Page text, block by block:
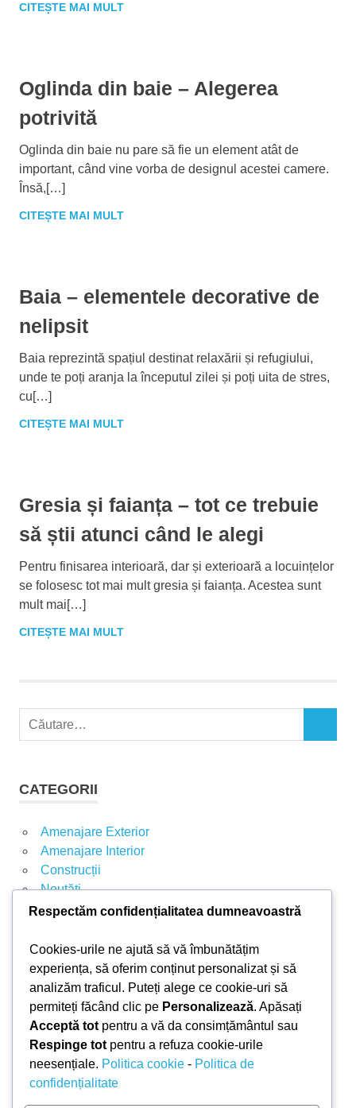
CITEȘTE MAI MULT
Oglinda din baie – Alegerea
potrivită
Oglinda din baie nu pare să fie un element atât de
important, când vine vorba de designul acestei camere.
Însă,[…]
CITEȘTE MAI MULT
Baia – elementele decorative de
nelipsit
Baia reprezintă spațiul destinat relaxării și refugiului,
unde te poți aranja la începutul zilei și poți uita de stres,
cu[…]
CITEȘTE MAI MULT
Gresia și faianța – tot ce trebuie
să știi atunci când le alegi
Pentru finisarea interioară, dar și exterioară a locuințelor
se folosesc tot mai mult gresia și faianța. Acestea sunt
mult mai[…]
CITEȘTE MAI MULT
ă
u
p
ă
:
CATEGORII
Amenajare Exterior
Amenajare Interior
Construcții
Noutăți
ARTICOLE RECENTE
Parchet laminat sau SPC? Diferențele care
contează
Materiale pentru zidărie – avantajele fiecărei soluții
și când se folosesc
Ghid practic pentru alegerea vopselei lavabile
pentru fiecare încăpere
Produse indispensabile pentru lucrările de
Respectăm confidențialitatea dumneavoastră
Cookies-urile ne ajută să vă îmbunătățim
experiența, să oferim conținut personalizat și să
analizăm traficul. Puteți alege ce cookie-uri să
permiteți făcând clic pe Personalizează. Apăsați
Acceptă tot pentru a vă da consimțământul sau
Respinge tot pentru a refuza cookie-urile
neesențiale. Politica cookie - Politica de
confidențialitate